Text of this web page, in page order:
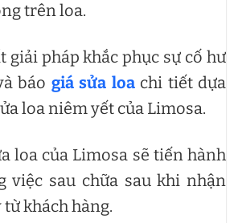
trên loa.
giải pháp khắc phục sự cố hư
báo giá sửa loachi tiết dựa
loa niêm yết của Limosa.
loa của Limosa sẽ tiến hành
việc sau chữa sau khi nhận
khách hàng.